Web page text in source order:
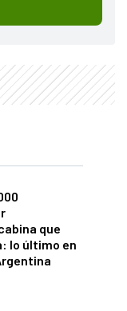
que
lo último en